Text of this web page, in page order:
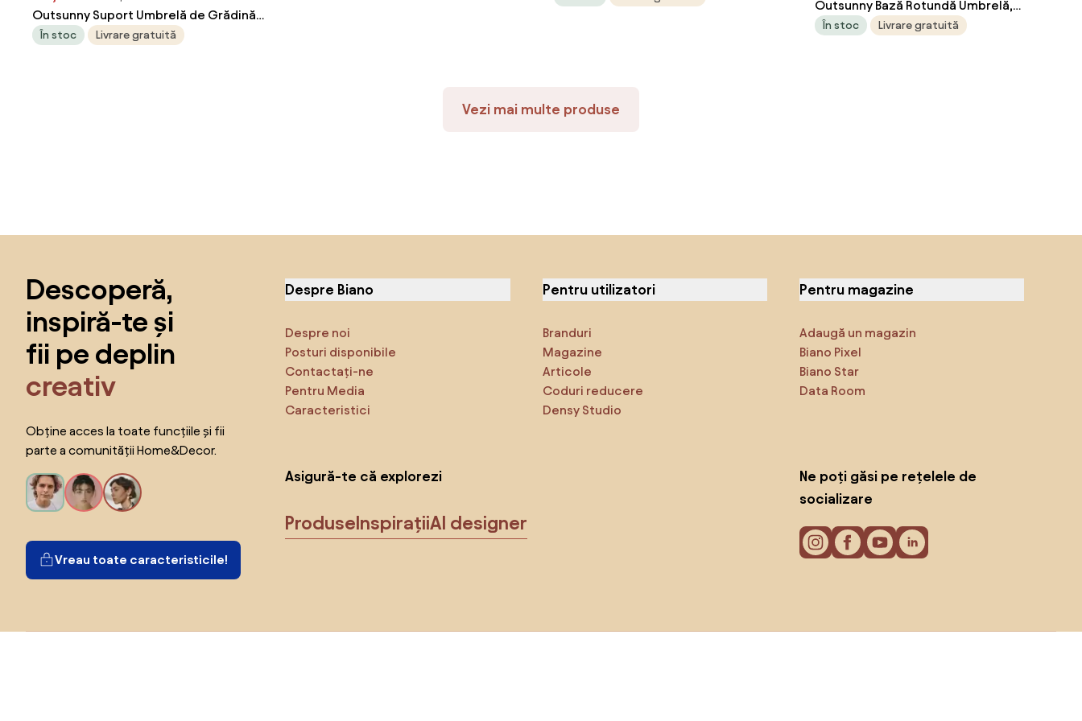
Outsunny Suport Umbrelă de Grădină
din Beton 11kg, Bază Pătrată Stabilă
În stoc Livrare gratuită
Outsunny Bază Rotundă Umbrelă,
Plastic, 25kg, pentru Stâlpi
În stoc Livrare gratuită
Vezi mai multe produse
Descoperă,
inspiră-te și
fii pe deplin
creativ
Obține acces la toate funcțiile și fii
parte a comunității Home&Decor.
Vreau toate caracteristicile!
Despre Biano
Despre noi
Posturi disponibile
Contactați-ne
Pentru Media
Caracteristici
Pentru utilizatori
Branduri
Magazine
Articole
Coduri reducere
Densy Studio
Pentru magazine
Adaugă un magazin
Biano Pixel
Biano Star
Data Room
Asigură-te că explorezi
ProduseInspirațiiAI designer
Ne poți găsi pe rețelele de
socializare